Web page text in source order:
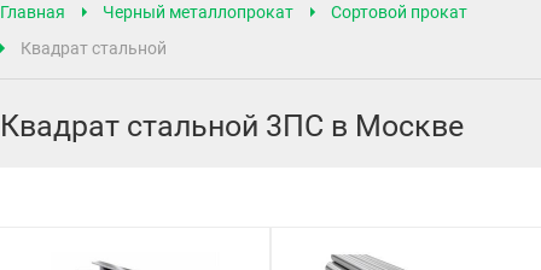
Главная Черный металлопрокат
Сортовой прокат
Квадрат стальной
Квадрат стальной 3ПС в Москве